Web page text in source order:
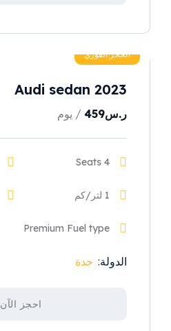
الحجز الفوري
Audi sedan 2023
ر.س459 / يوم
4 Seats
1 لتر/كم
Premium Fuel type
الدولة: جدة
احجز الآن